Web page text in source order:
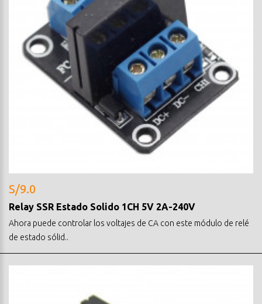
S/9.0
Relay SSR Estado Solido 1CH 5V 2A-240V
Ahora puede controlar los voltajes de CA con este módulo de relé
de estado sólid..